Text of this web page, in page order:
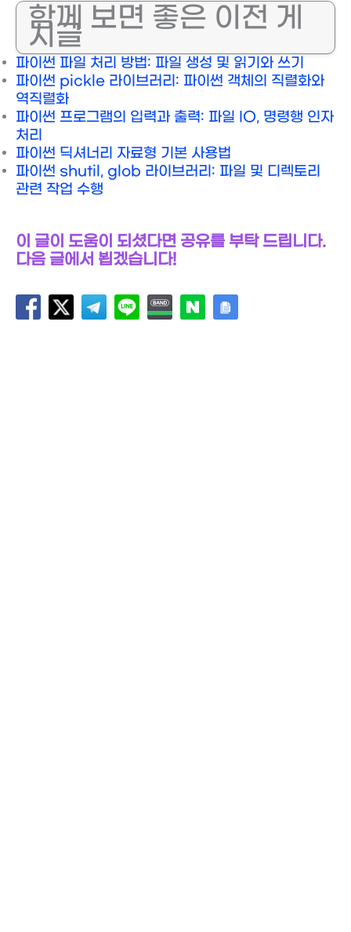
함께 보면 좋은 이전 게
시글
파이썬 파일 처리 방법: 파일 생성 및 읽기와 쓰기
파이썬 pickle 라이브러리: 파이썬 객체의 직렬화와
역직렬화
파이썬 프로그램의 입력과 출력: 파일 IO, 명령행 인자
처리
파이썬 딕셔너리 자료형 기본 사용법
파이썬 shutil, glob 라이브러리: 파일 및 디렉토리
관련 작업 수행
이 글이 도움이 되셨다면 공유를 부탁 드립니다.
다음 글에서 뵙겠습니다!